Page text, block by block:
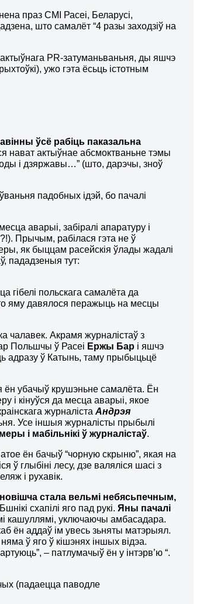
праз СМІ Расеі, Беларусі,
што самалёт “4 разы заходзіў на
актыўнага PR-затуманьваньня, ды яшчэ
ужо гэта ёсьць істотным
ўсё рабіць паказальна
нават актыўнае абсмоктваньне тэмы
і дзяржавы…” (што, дарэчы, зноў
падобных ідэй, бо пачалі
аварыі, забіралі апаратуру і
Прычым, рабілася гэта не ў
як быццам расейскія ўлады жадалі
пададзеныя тут:
гібелі польскага самалёта да
яму давялося перажыць на месцы
чалавек. Акрамя журналістаў з
Польшчы ў Расеі Ержы Бар і яшчэ
адразу ў Катынь, таму прыбыцьцё
ён убачыў крушэньне самалёта. Ён
і кінуўся да месца аварыі, якое
журналістаАндрэя
Усе іншыя журналісты прыбылі
і мабільнікі ў журналістаў.
ён бачыў “чорную скрыню”, якая на
ў глыбіні лесу, дзе валяліся шасі з
і рухавік.
стала вельмі небясьпечным,
схапілі яго пад рукі.Яны пачалі
кашуллямі, уключаючы амбасадара.
ён аддаў ім увесь зьняты матэрыял.
ў яго ў кішэнях іншых відэа.
– патлумачыў ён у інтэрв’ю “.
(падаецца паводле